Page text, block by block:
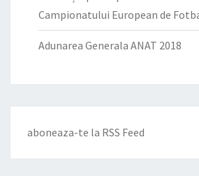
Campionatului European de
Adunarea Generala ANAT 2018
aboneaza-te la RSS Feed